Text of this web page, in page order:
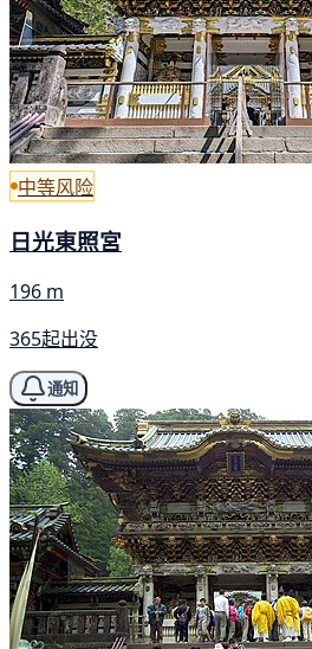
中等风险
日光東照宮
196 m
365起出没
通知